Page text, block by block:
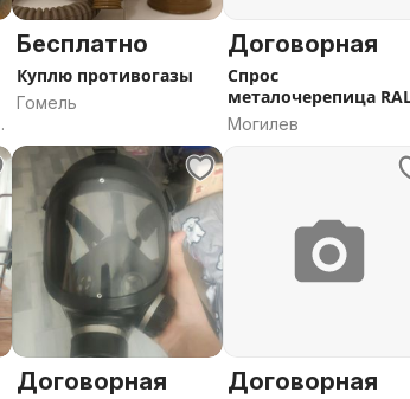
Бесплатно
Куплю противогазы
Гомель
Договорная
Спрос
металочерепица
6005, зеленый мох
Могилев
Договорная Договорная